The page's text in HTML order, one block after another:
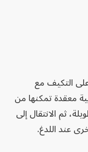
التكيف مع
معقدة تمكنها من
ثم الانتقال إلى
عند اللدغ.